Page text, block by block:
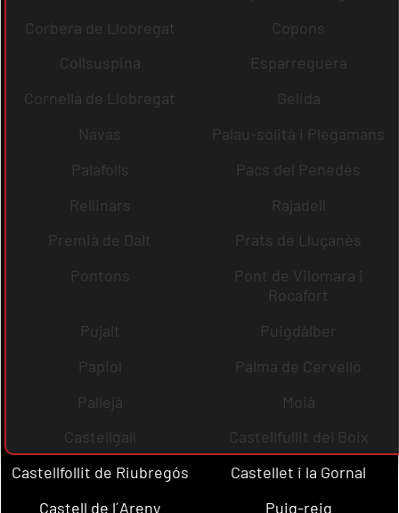
Corbera de Llobregat
Copons
Collsuspina
Esparreguera
Cornellà de Llobregat
Gelida
Navas
Palau-solità i Plegamans
Palafolls
Pacs del Penedès
Rellinars
Rajadell
Premià de Dalt
Prats de Lluçanès
Pontons
Pont de Vilomara i
Rocafort
Pujalt
Puigdàlber
Papiol
Palma de Cervelló
Pallejà
Moià
Castellgalí
Castellfullit del Boix
Castellfollit de Riubregós
Castellet i la Gornal
Castell de l´Areny
Puig-reig